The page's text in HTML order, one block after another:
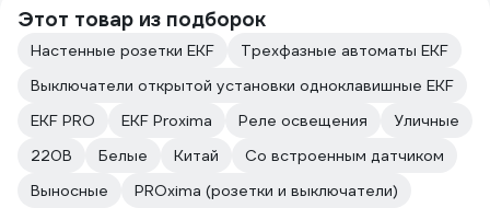
Этот товар из подборок
Настенные розетки EKF
Трехфазные автоматы EKF
Выключатели открытой установки одноклавишные EKF
EKF PRO
EKF Proxima Реле освещения
Уличные
220В
Белые Китай
Со встроенным датчиком
Выносные
PROxima (розетки и выключатели)